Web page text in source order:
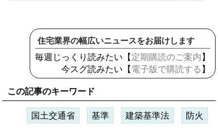
住宅業界の幅広いニュースをお届けします
毎週じっくり読みたい【 定期購読のご案内 】
今スグ読みたい【 電子版で購読する 】
この記事のキーワード
国土交通省 基準 建築基準法 防火